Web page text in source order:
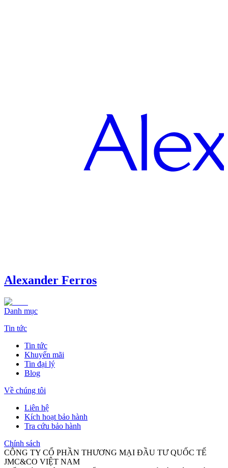
Alexander Ferros
Danh mục
Tin tức
Tin tức
Khuyến mãi
Tin đại lý
Blog
Về chúng tôi
Liên hệ
Kích hoạt bảo hành
Tra cứu bảo hành
Chính sách
CÔNG TY CỔ PHẦN THƯƠNG MẠI ĐẦU TƯ QUỐC TẾ
JMC&CO VIỆT NAM